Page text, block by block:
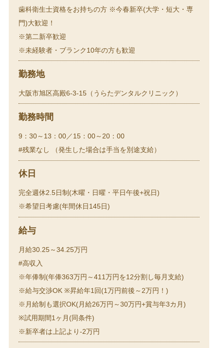
歯科衛生士資格をお持ちの方 ※今春新卒(大学・短大・専
門)大歓迎！
※第二新卒歓迎
※未経験者・ブランク10年の方も歓迎
勤務地
大阪市旭区高殿6-3-15（うらたデンタルクリニック）
勤務時間
9：30～13：00／15：00～20：00
#残業なし （発生した場合は手当を別途支給）
休日
完全週休2.5日制(木曜・日曜・平日午後+祝日)
※希望日考慮(年間休日145日)
給与
月給30.25～34.25万円
#高収入
※年俸制(年俸363万円～411万円を12分割し毎月支給)
※給与交渉OK ※昇給年1回(1万円前後～2万円！)
※月給制も選択OK(月給26万円～30万円+賞与年3カ月)
※試用期間1ヶ月(同条件)
※新卒者は上記より-2万円